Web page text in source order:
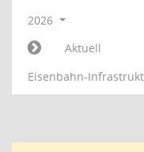
2026
Aktuell
Eisenbahn-